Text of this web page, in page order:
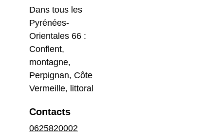
Dans tous les
Pyrénées-
Orientales 66 :
Conflent,
montagne,
Perpignan, Côte
Vermeille, littoral
Contacts
0625820002